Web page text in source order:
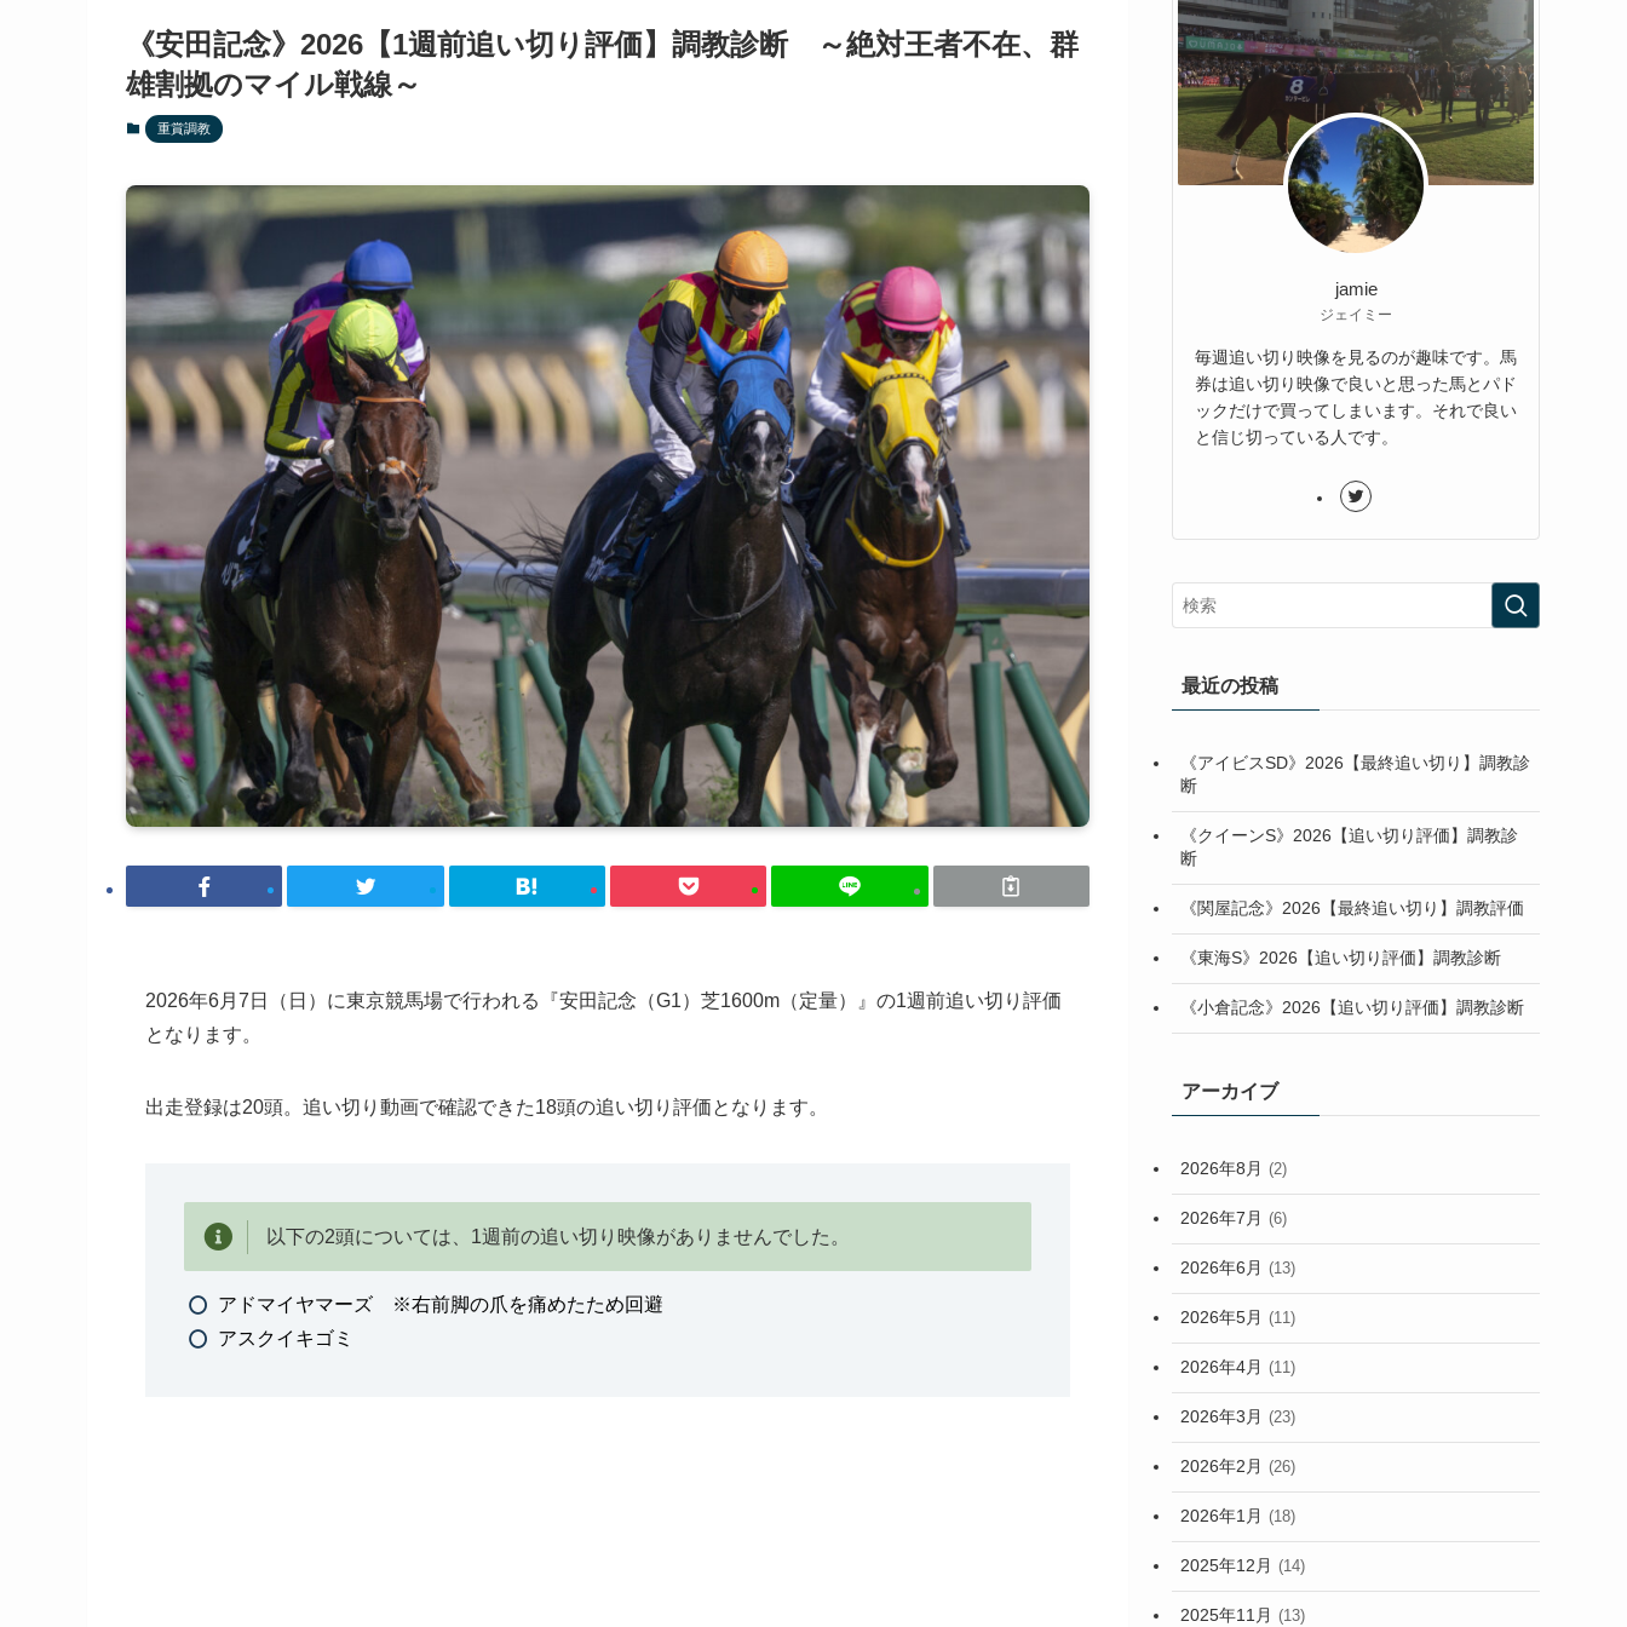
《安田記念》2026【1週前追い切り評価】調教診断 ～絶対王者不在、群
雄割拠のマイル戦線～
重賞調教
2026年6月7日（日）に東京競馬場で行われる『安田記念（G1）芝1600m（定量）』の1週前追い切り評価
となります。
出走登録は20頭。追い切り動画で確認できた18頭の追い切り評価となります。
以下の2頭については、1週前の追い切り映像がありませんでした。
アドマイヤマーズ ※右前脚の爪を痛めたため回避
アスクイキゴミ
jamie
ジェイミー
毎週追い切り映像を見るのが趣味です。馬
券は追い切り映像で良いと思った馬とパド
ックだけで買ってしまいます。それで良い
と信じ切っている人です。
最近の投稿
《アイビスSD》2026【最終追い切り】調教診
断
《クイーンS》2026【追い切り評価】調教診
断
《関屋記念》2026【最終追い切り】調教評価
《東海S》2026【追い切り評価】調教診断
《小倉記念》2026【追い切り評価】調教診断
アーカイブ
2026年8月 (2)
2026年7月 (6)
2026年6月 (13)
2026年5月 (11)
2026年4月 (11)
2026年3月 (23)
2026年2月 (26)
2026年1月 (18)
2025年12月 (14)
2025年11月 (13)